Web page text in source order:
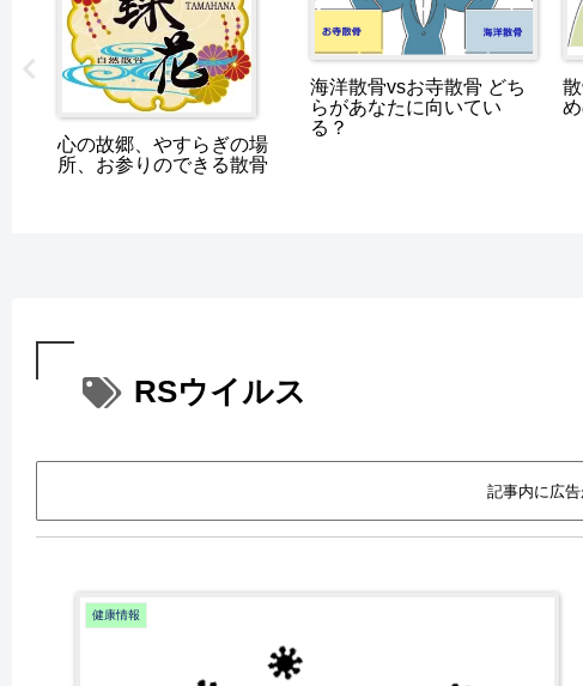
心の故郷、やすらぎの場
所、お参りのできる散骨
海洋散骨vsお寺散骨 どち
らがあなたに向いてい
る？
RSウイルス
記事内に広告
健康情報